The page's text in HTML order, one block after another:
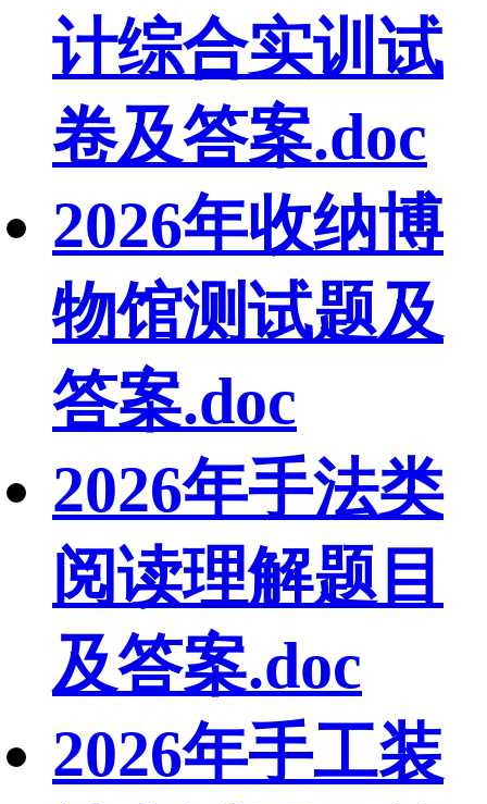
计综合实训试
卷及答案.doc
2026年收纳博
物馆测试题及
答案.doc
2026年手法类
阅读理解题目
及答案.doc
2026年手工装